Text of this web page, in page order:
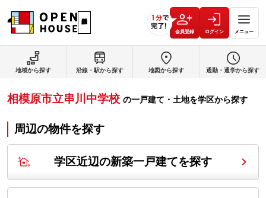
会員登録 ログイン メニュー
地域から探す 沿線・駅から探す 地図から探す 通勤・通学から探す
相模原市立串川中学校 の一戸建て・土地を学区から探す
周辺の物件を探す
学区近辺の新築一戸建てを探す